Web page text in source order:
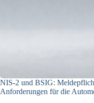
NIS-2 und BSIG:
Anforderungen für die